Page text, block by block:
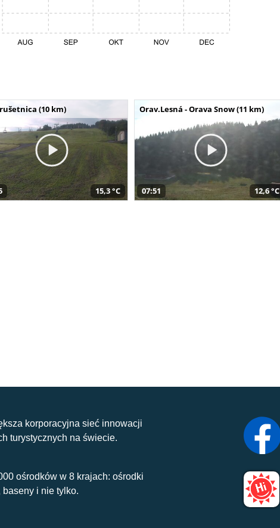
(10 km)
15,3 °C
Orav.Lesná - Orava Snow (11 km)
07:51 12,6 °C
korporacyjna sieć innowacji
turystycznych na świecie.
ośrodków w 8 krajach: ośrodki
i nie tylko.